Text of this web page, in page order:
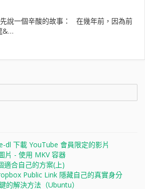
說一個辛酸的故事： 在幾年前，因為前
&…
dl 下載 YouTube 會員限定的影片
片 - 使用 MKV 容器
適合自己的方案(上)
Public Link 隱藏自己的真實身分
的解決方法（Ubuntu）